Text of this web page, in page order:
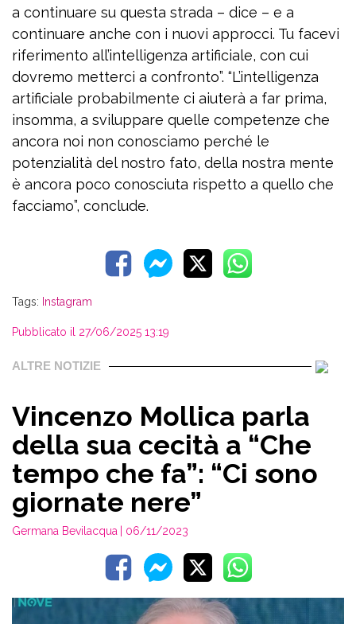
a continuare su questa strada – dice – e a
continuare anche con i nuovi approcci. Tu facevi
riferimento all’intelligenza artificiale, con cui
dovremo metterci a confronto”. “L’intelligenza
artificiale probabilmente ci aiuterà a far prima,
insomma, a sviluppare quelle competenze che
ancora noi non conosciamo perché le
potenzialità del nostro fato, della nostra mente
è ancora poco conosciuta rispetto a quello che
facciamo”, conclude.
Tags: Instagram
Pubblicato il 27/06/2025 13:19
ALTRE NOTIZIE
Vincenzo Mollica parla
della sua cecità a “Che
tempo che fa”: “Ci sono
giornate nere”
Germana Bevilacqua | 06/11/2023